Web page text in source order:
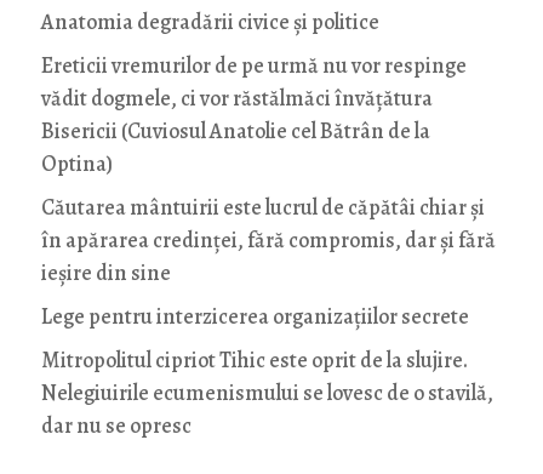
Anatomia degradării civice și politice
Ereticii vremurilor de pe urmă nu vor respinge
vădit dogmele, ci vor răstălmăci învățătura
Bisericii (Cuviosul Anatolie cel Bătrân de la
Optina)
Căutarea mântuirii este lucrul de căpătâi chiar și
în apărarea credinței, fără compromis, dar și fără
ieșire din sine
Lege pentru interzicerea organizaţiilor secrete
Mitropolitul cipriot Tihic este oprit de la slujire.
Nelegiuirile ecumenismului se lovesc de o stavilă,
dar nu se opresc